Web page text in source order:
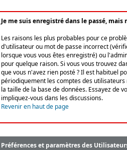
Je me suis enregistré dans le passé, mais
Les raisons les plus probables pour ce
d'utilisateur ou mot de passe incorrect
lorsque vous vous êtes enregistré) ou
pour quelque raison. Si vous vous trouvez
que vous n'avez rien posté ? Il est habituel
périodiquement les comptes des
la taille de la base de données. Essayez de
impliquez-vous dans les discussions.
Revenir en haut de page
Préférences et paramètres des